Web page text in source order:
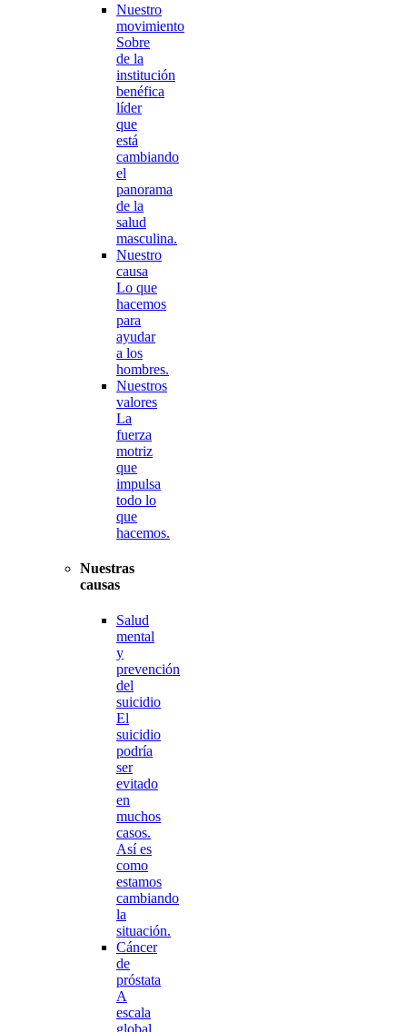
Nuestro
movimiento
Sobre
de la
institución
benéfica
líder
que
está
cambiando
el
panorama
de la
salud
masculina.
Nuestro
causa
Lo que
hacemos
para
ayudar
a los
hombres.
Nuestros
valores
La
fuerza
motriz
que
impulsa
todo lo
que
hacemos.
Nuestras
causas
Salud
mental
y
prevención
del
suicidio
El
suicidio
podría
ser
evitado
en
muchos
casos.
Así es
como
estamos
cambiando
la
situación.
Cáncer
de
próstata
A
escala
global,